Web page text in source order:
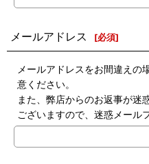
メールアドレス [必須]
メールアドレスをお間違えの
意ください。
また、弊店からのお返事が迷
ございますので、迷惑メール